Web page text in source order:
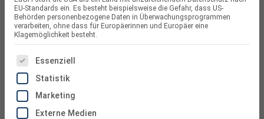
EU-Standards ein. Es besteht beispielsweise die Gefahr, dass US-
Behörden personenbezogene Daten in Überwachungsprogrammen
verarbeiten, ohne dass für Europäerinnen und Europäer eine
Klagemöglichkeit besteht.
ES FOLGT EINE LISTE DER SERVICE-GRUPPEN, FÜR
Essenziell
Statistik
Marketing
Externe Medien